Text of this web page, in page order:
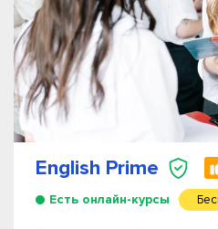
English Prime
Есть онлайн-курсы